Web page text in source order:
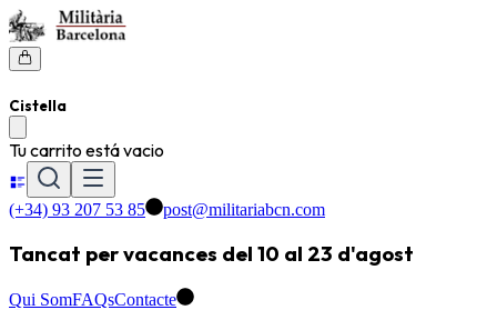
Cistella
Tu carrito está vacio
(+34) 93 207 53 85 post@militariabcn.com
Tancat per vacances del 10 al 23 d'agost
Qui SomFAQsContacte